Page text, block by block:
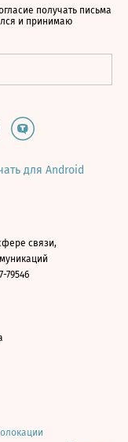
получать письма
и принимаю
для Android
связи,
79546